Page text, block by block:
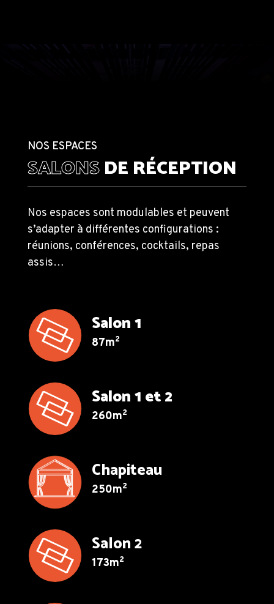
NOS ESPACES
SALONSDE RÉCEPTION
Nos espaces sont modulables et peuvent
s’adapter à différentes configurations :
réunions, conférences, cocktails, repas
assis…
Salon 1
87m2
Salon 1 et 2
260m2
Chapiteau
250m2
Salon 2
173m2